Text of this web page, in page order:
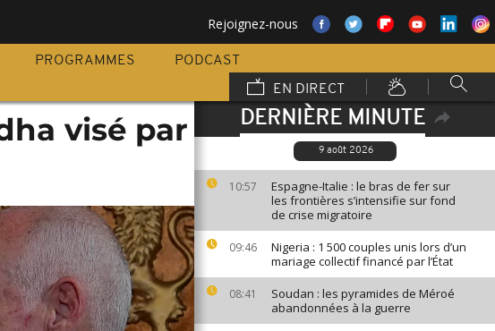
Rejoignez-nous
PROGRAMMES
PODCAST
EN DIRECT
DERNIÈRE MINUTE
9 août 2026
10:57
Espagne-Italie : le bras de fer sur
les frontières s’intensifie sur fond
de crise migratoire
09:46
Nigeria : 1 500 couples unis lors d’un
mariage collectif financé par l’État
08:41
Soudan : les pyramides de Méroé
abandonnées à la guerre
visé par